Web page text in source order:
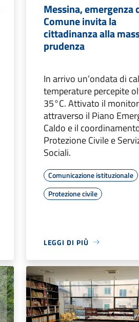
Messina, emergenza
Comune invita la
cittadinanza alla
prudenza
In arrivo un’ondata di
temperature percepite
35°C. Attivato il
attraverso il Piano
Caldo e il
Protezione Civile e
Sociali.
Comunicazione istituzionale
Protezione civile
LEGGI DI PIÙ